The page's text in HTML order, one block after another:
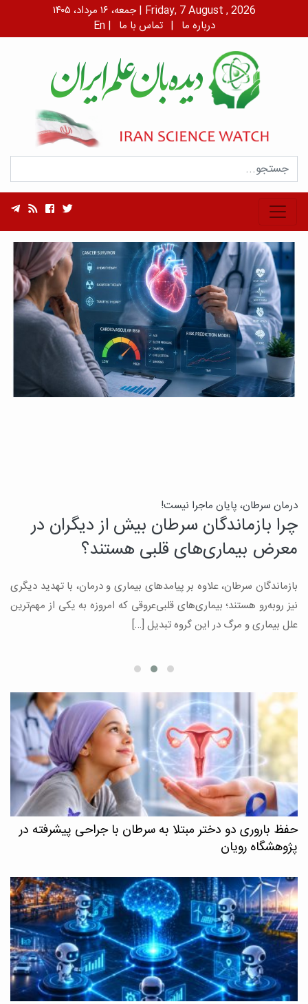
جمعه، ۱۶ مرداد، ۱۴۰۵ | Friday, 7 August , 2026
En | درباره ما | تماس با ما
درمان سرطان، پایان ماجرا نیست!
چرا بازماندگان سرطان بیش از دیگران در
معرض بیماری‌های قلبی هستند؟
بازماندگان سرطان، علاوه بر پیامدهای بیماری و درمان، با تهدید دیگری
نیز روبه‌رو هستند؛ بیماری‌های قلبی‌عروقی که امروزه به یکی از مهم‌ترین
علل بیماری و مرگ در این گروه تبدیل […]
حفظ باروری دو دختر مبتلا به سرطان با جراحی پیشرفته در
پژوهشگاه رویان